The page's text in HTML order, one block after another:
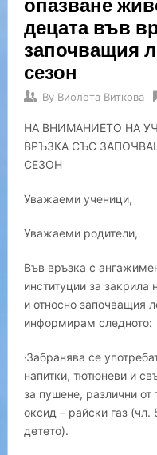
децата във
започващия
сезон
By Виолета Виткова
НА ВНИМАНИЕТО НА
ВРЪЗКА СЪС
СЕЗОН
Уважаеми ученици,
Уважаеми родители,
Във връзка с
институции за закрила
и относно започващия
информирам следното:
·Забранява се
напитки, тютюневи и
за пушене, различни от
оксид – райски газ (чл.
детето).